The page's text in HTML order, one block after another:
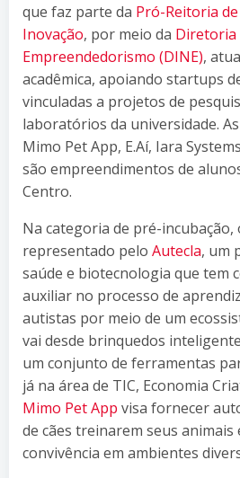
que faz parte da Pró-Reitoria
Inovação, por meio da Diretoria
Empreendedorismo (DINE),
acadêmica, apoiando startups
vinculadas a projetos de
laboratórios da universidade.
Mimo Pet App, E.Aí, Iara
são empreendimentos de
Centro.
Na categoria de pré-incubação,
representado pelo Autecla, um
saúde e biotecnologia que tem
auxiliar no processo de
autistas por meio de um
vai desde brinquedos
um conjunto de ferramentas
já na área de TIC, Economia
Mimo Pet App visa fornecer
de cães treinarem seus
convivência em ambientes